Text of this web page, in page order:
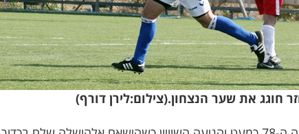
חוגג את שער הנצחון.(צילום:לירן דורף)